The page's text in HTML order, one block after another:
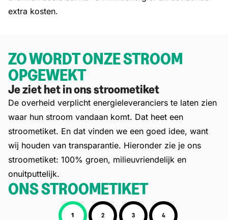
extra kosten.
ZO WORDT ONZE STROOM
OPGEWEKT
Je ziet het in ons stroometiket
De overheid verplicht energieleveranciers te laten zien
waar hun stroom vandaan komt. Dat heet een
stroometiket. En dat vinden we een goed idee, want
wij houden van transparantie. Hieronder zie je ons
stroometiket: 100% groen, milieuvriendelijk en
onuitputtelijk.
ONS STROOMETIKET
1 2 3 4